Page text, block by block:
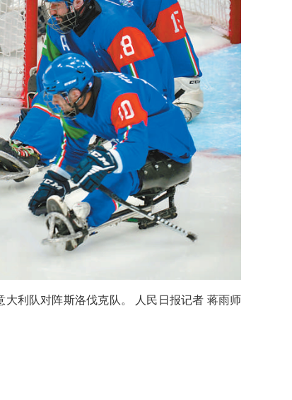
利队对阵斯洛伐克队。 人民日报记者 蒋雨师